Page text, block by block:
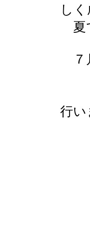
し
夏
７
【
自
行い
思
【
「
歌
戦